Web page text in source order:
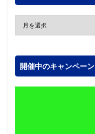
開催中のキャンペーン